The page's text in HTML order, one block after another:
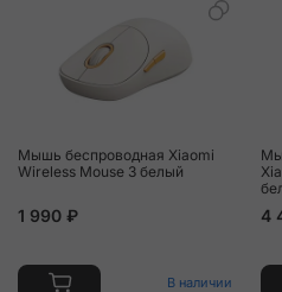
Мышь беспроводная Xiaomi
Wireless Mouse 3 белый
1 990 ₽
В наличии
4